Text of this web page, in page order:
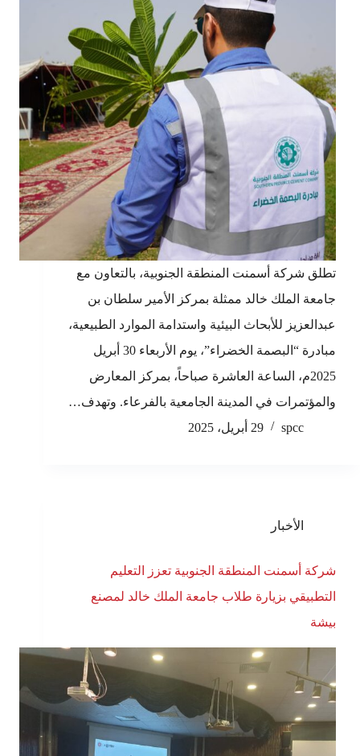
تطلق شركة أسمنت المنطقة الجنوبية، بالتعاون مع
جامعة الملك خالد ممثلة بمركز الأمير سلطان بن
عبدالعزيز للأبحاث البيئية واستدامة الموارد الطبيعية،
مبادرة “البصمة الخضراء”، يوم الأربعاء 30 أبريل
2025م، الساعة العاشرة صباحاً، بمركز المعارض
والمؤتمرات في المدينة الجامعية بالفرعاء. وتهدف…
spcc
29 أبريل، 2025
الأخبار
شركة أسمنت المنطقة الجنوبية تعزز التعليم
التطبيقي بزيارة طلاب جامعة الملك خالد لمصنع
بيشة